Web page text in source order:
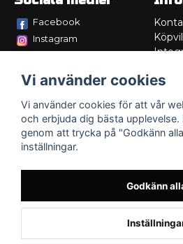
Facebook
Instagram
Om
Vi använder cookies
Vi använder cookies för att vår
och erbjuda dig bästa
genom att trycka på "Godkänn
inställningar.
Godkänn